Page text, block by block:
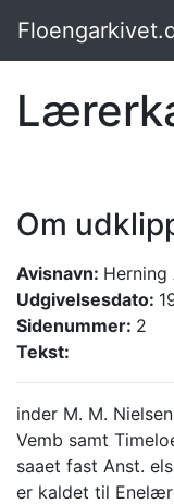
Om
Avisnavn: Herning
Udgivelsesdato:
Sidenummer: 2
Tekst:
inder M. M.
Vemb samt
saaet fast Anst.
er kaldet til